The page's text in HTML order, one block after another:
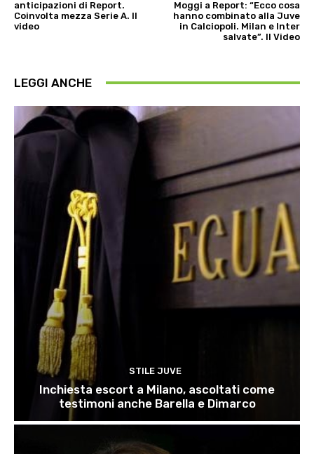
anticipazioni di Report.
Coinvolta mezza Serie A. Il
video
Moggi a Report: “Ecco cosa
hanno combinato alla Juve
in Calciopoli. Milan e Inter
salvate”. Il Video
LEGGI ANCHE
STILE JUVE
Inchiesta escort a Milano, ascoltati come
testimoni anche Barella e Dimarco